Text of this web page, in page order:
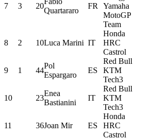
7 3 20
Quartararo
FR
Yamaha
MotoGP
Team
8 2 10Luca Marini IT
Honda
HRC
Castrol
9 1 44
Pol
Espargaro
ES
Red Bull
KTM
Tech3
10 23
Enea
Bastianini
IT
Red Bull
KTM
Tech3
11 36Joan Mir ES
Honda
HRC
Castrol